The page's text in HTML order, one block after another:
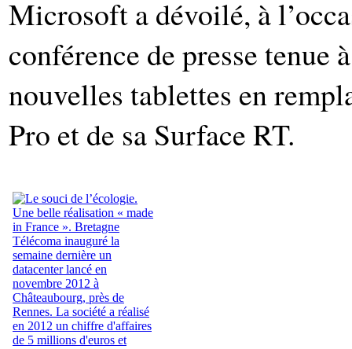
Microsoft a dévoilé, à
conférence de presse tenue
nouvelles tablettes en
Pro et de sa Surface RT.